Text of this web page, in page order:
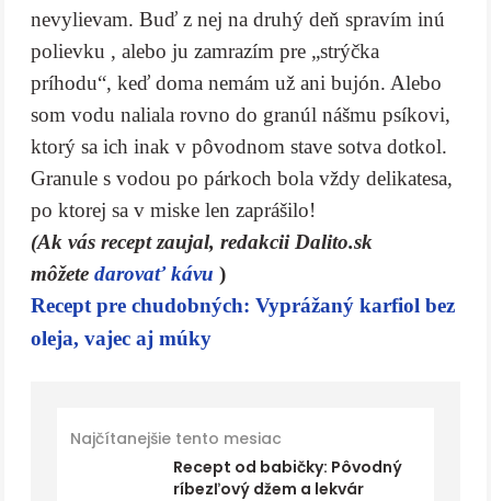
nevylievam. Buď z nej na druhý deň spravím inú
polievku , alebo ju zamrazím pre „strýčka
príhodu“, keď doma nemám už ani bujón. Alebo
som vodu naliala rovno do granúl nášmu psíkovi,
ktorý sa ich inak v pôvodnom stave sotva dotkol.
Granule s vodou po párkoch bola vždy delikatesa,
po ktorej sa v miske len zaprášilo!
(Ak vás recept zaujal, redakcii Dalito.sk
môžete darovať kávu )
Recept pre chudobných: Vyprážaný karfiol bez
oleja, vajec aj múky
Najčítanejšie tento mesiac
Recept od babičky: Pôvodný
ríbezľový džem a lekvár